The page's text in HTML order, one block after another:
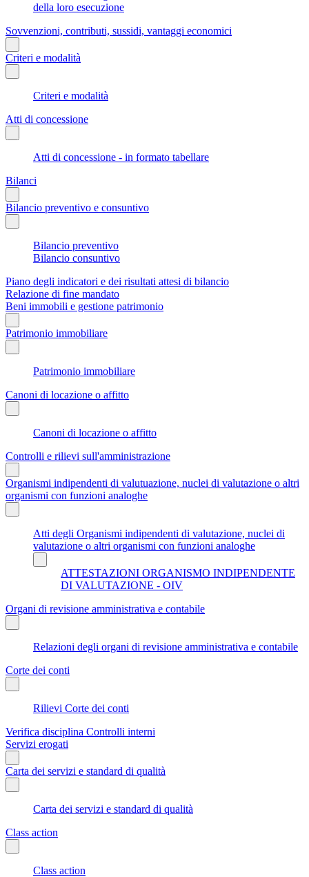
della loro esecuzione
Sovvenzioni, contributi, sussidi, vantaggi economici
Criteri e modalità
Criteri e modalità
Atti di concessione
Atti di concessione - in formato tabellare
Bilanci
Bilancio preventivo e consuntivo
Bilancio preventivo
Bilancio consuntivo
Piano degli indicatori e dei risultati attesi di bilancio
Relazione di fine mandato
Beni immobili e gestione patrimonio
Patrimonio immobiliare
Patrimonio immobiliare
Canoni di locazione o affitto
Canoni di locazione o affitto
Controlli e rilievi sull'amministrazione
Organismi indipendenti di valutuazione, nuclei di valutazione o altri
organismi con funzioni analoghe
Atti degli Organismi indipendenti di valutazione, nuclei di
valutazione o altri organismi con funzioni analoghe
ATTESTAZIONI ORGANISMO INDIPENDENTE
DI VALUTAZIONE - OIV
Organi di revisione amministrativa e contabile
Relazioni degli organi di revisione amministrativa e contabile
Corte dei conti
Rilievi Corte dei conti
Verifica disciplina Controlli interni
Servizi erogati
Carta dei servizi e standard di qualità
Carta dei servizi e standard di qualità
Class action
Class action